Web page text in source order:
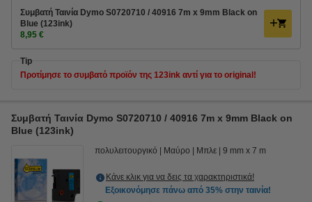
Συμβατή Ταινία Dymo S0720710 / 40916 7m x 9mm Black on
Blue (123ink)
8,95 €
Tip
Προτίμησε το συμβατό προϊόν της 123ink αντί για το original!
Συμβατή Ταινία Dymo S0720710 / 40916 7m x 9mm Black on
Blue (123ink)
πολυλειτουργικό Μαύρο Μπλε 9 mm x 7 m
Κάνε κλικ για να δεις τα χαρακτηριστικά!
Εξοικονόμησε πάνω από 35% στην ταινία!